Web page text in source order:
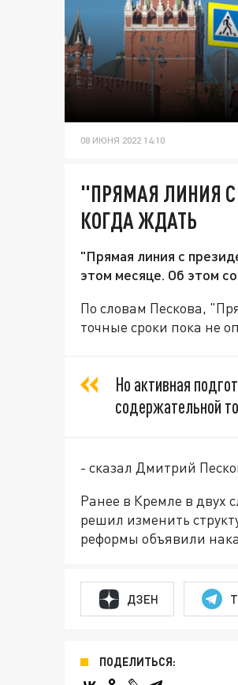
08 ИЮНЯ 2022 14:10
"ПРЯМАЯ ЛИНИЯ
КОГДА ЖДАТЬ
"Прямая линия с
этом месяце. Об этом
По словам Пескова,
точные сроки пока не
Но активная
содержательной
- сказал Дмитрий
Ранее в Кремле в двух
решил изменить
реформы объявили
ДЗЕН
ПОДЕЛИТЬСЯ: